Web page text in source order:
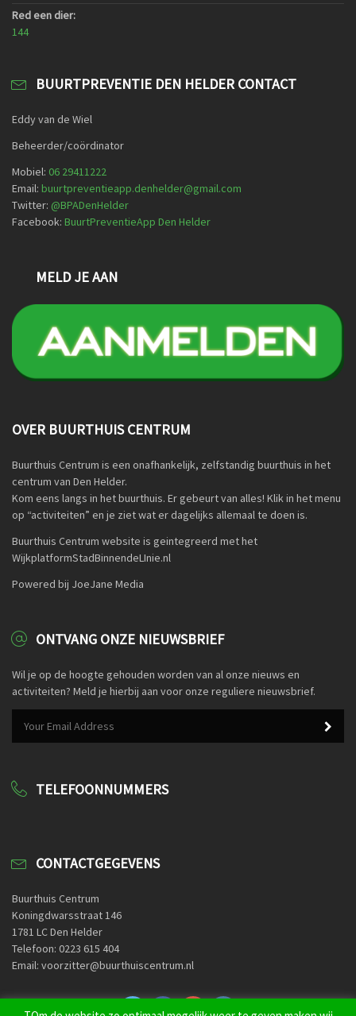
Red een dier:
144
BUURTPREVENTIE DEN HELDER CONTACT
Eddy van de Wiel
Beheerder/coördinator
Mobiel: 06 29411222
Email: buurtpreventieapp.denhelder@gmail.com
Twitter: @BPADenHelder
Facebook: BuurtPreventieApp Den Helder
MELD JE AAN
OVER BUURTHUIS CENTRUM
Buurthuis Centrum is een onafhankelijk, zelfstandig buurthuis in het
centrum van Den Helder.
Kom eens langs in het buurthuis. Er gebeurt van alles! Klik in het menu
op “activiteiten” en je ziet wat er dagelijks allemaal te doen is.
Buurthuis Centrum website is geintegreerd met het
WijkplatformStadBinnendeLInie.nl
Powered bij JoeJane Media
ONTVANG ONZE NIEUWSBRIEF
Wil je op de hoogte gehouden worden van al onze nieuws en
activiteiten? Meld je hierbij aan voor onze reguliere nieuwsbrief.
TELEFOONNUMMERS
CONTACTGEGEVENS
Buurthuis Centrum
Koningdwarsstraat 146
1781 LC Den Helder
Telefoon: 0223 615 404
Email: voorzitter@buurthuiscentrum.nl